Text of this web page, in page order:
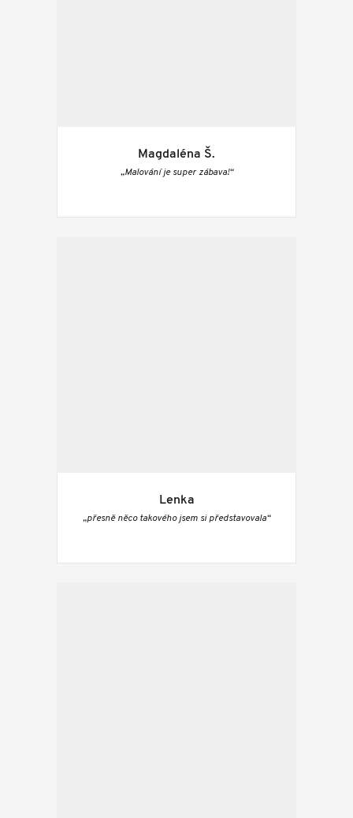
Magdaléna Š.
„Malování je super zábava!“
Lenka
„přesně něco takového jsem si představovala“